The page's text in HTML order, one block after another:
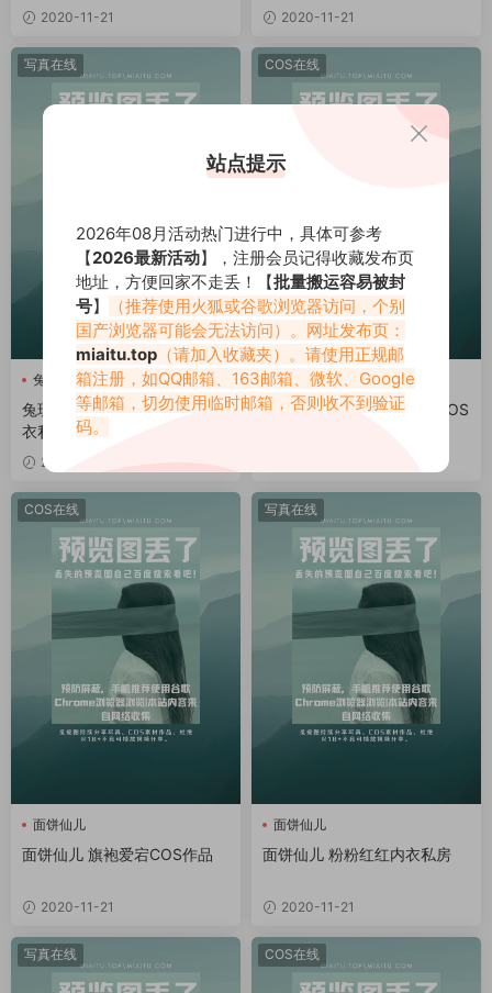
2020-11-21 2020-11-21
写真在线
兔玩映画 面饼仙儿
兔玩映画：面饼仙儿 蝴蝶结内
衣私房写真
2020-11-21
COS在线
面饼仙儿
面饼仙儿 樱岛麻衣兔女郎COS
COS在线
面饼仙儿
面饼仙儿 旗袍爱宕COS作品
2020-11-21
写真在线
面饼仙儿
面饼仙儿 粉粉红红内衣私房
2020-11-21
写真在线 COS在线
站点提示
2026年08月活动热门进行中，具体可参考
【2026最新活动】，注册会员记得收藏发布页
地址，方便回家不走丢！【批量搬运容易被封
号】
（推荐使用火狐或谷歌浏览器访问，个别
国产浏览器可能会无法访问）。网址发布页：
miaitu.top （请加入收藏夹）。请使用正规邮
箱注册，如QQ邮箱、163邮箱、微软、Google
等邮箱，切勿使用临时邮箱，否则收不到验证
码。